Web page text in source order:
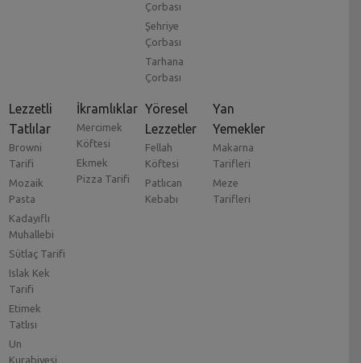
Çorbası
Şehriye
Çorbası
Tarhana
Çorbası
Lezzetli
Tatlılar
Browni
Tarifi
Mozaik
Pasta
Kadayıflı
Muhallebi
Sütlaç Tarifi
Islak Kek
Tarifi
Etimek
Tatlısı
Un
Kurabiyesi
İkramlıklar
Mercimek
Köftesi
Ekmek
Pizza Tarifi
Yöresel
Lezzetler
Fellah
Köftesi
Patlıcan
Kebabı
Yan
Yemekler
Makarna
Tarifleri
Meze
Tarifleri